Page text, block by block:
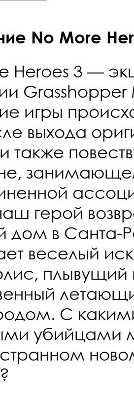
No More
Heroes 3 —
игры
выхода
также
герой
дом в Санта-
веселый
С
убийцами